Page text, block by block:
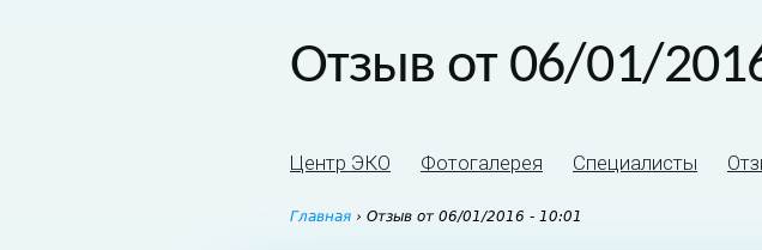
Отзыв от 06/01/
Центр ЭКО Фотогалерея Специалисты
Главная › Отзыв от 06/01/2016 - 10:01